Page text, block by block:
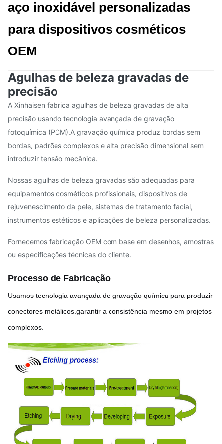
aço inoxidável personalizadas
para dispositivos cosméticos
OEM
Agulhas de beleza gravadas de
precisão
A Xinhaisen fabrica agulhas de beleza gravadas de alta
precisão usando tecnologia avançada de gravação
fotoquímica (PCM).A gravação química produz bordas sem
bordas, padrões complexos e alta precisão dimensional sem
introduzir tensão mecânica.
Nossas agulhas de beleza gravadas são adequadas para
equipamentos cosméticos profissionais, dispositivos de
rejuvenescimento da pele, sistemas de tratamento facial,
instrumentos estéticos e aplicações de beleza personalizadas.
Fornecemos fabricação OEM com base em desenhos, amostras
ou especificações técnicas do cliente.
Processo de Fabricação
Usamos tecnologia avançada de gravação química para produzir
conectores metálicos.garantir a consistência mesmo em projetos
complexos.